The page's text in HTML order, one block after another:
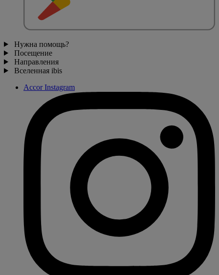
Нужна помощь?
Посещение
Направления
Вселенная ibis
Accor Instagram